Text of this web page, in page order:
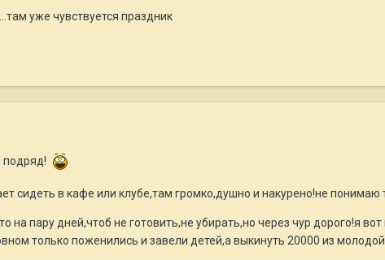
уже чувствуется праздник
подряд!
сидеть в кафе или клубе,там громко,душно и накурено!не понимаю
на пару дней,чтоб не готовить,не убирать,но через чур дорого!я
только поженились и завели детей,а выкинуть 20000 из